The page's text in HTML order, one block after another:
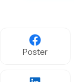
Poster